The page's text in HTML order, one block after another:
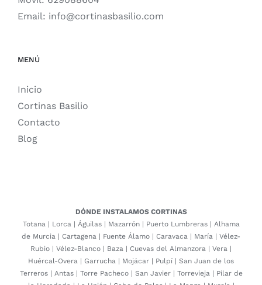
Email: info@cortinasbasilio.com
MENÚ
Inicio
Cortinas Basilio
Contacto
Blog
DÓNDE INSTALAMOS CORTINAS
Totana| Lorca| Águilas| Mazarrón| Puerto Lumbreras| Alhama
de Murcia | Cartagena | Fuente Álamo | Caravaca | María | Vélez-
Rubio | Vélez-Blanco | Baza | Cuevas del Almanzora | Vera |
Huércal-Overa | Garrucha | Mojácar | Pulpí | San Juan de los
Terreros| Antas| Torre Pacheco| San Javier| Torrevieja| Pilar de